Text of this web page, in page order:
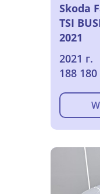
Skoda
TSI
2021
2021 г.
188